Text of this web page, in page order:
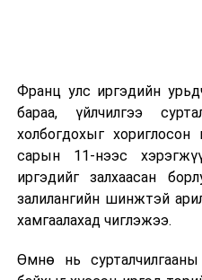
2026 оны 9 дүгээр
дотуур байранд
Сургууль,
зохицуулалт
2026 оны 8 дугаар
байранд элсэлт,
Франц улс иргэдийн
бараа, үйлчилгээ
холбогдохыг
сарын 11-нээс
иргэдийг залхаасан
залилангийн шинжтэй
хамгаалахад чиглэжээ.
Өмнө нь сурталчилгааны